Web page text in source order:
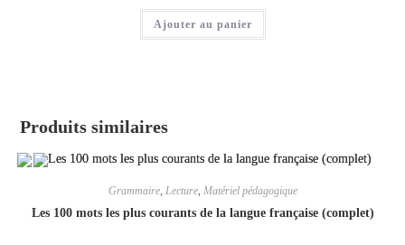
Ajouter au panier
Produits similaires
Grammaire, Lecture, Matériel pédagogique
Les 100 mots les plus courants de la langue française (complet)